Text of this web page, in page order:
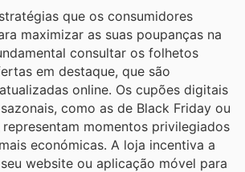
que os consumidores
maximizar as suas poupanças na
consultar os folhetos
em destaque, que são
online. Os cupões digitais
como as de Black Friday ou
momentos privilegiados
económicas. A loja incentiva a
website ou aplicação móvel para